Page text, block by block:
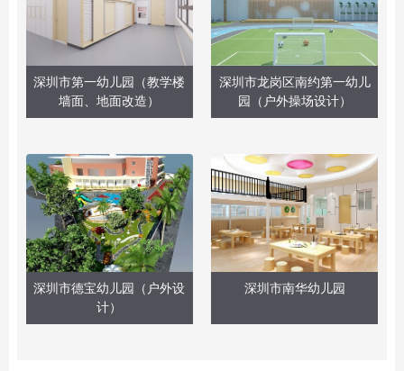
深圳市第一幼儿园（教学楼
墙面、地面改造）
深圳市龙岗区南约第一幼儿
园（户外操场设计）
深圳市德宝幼儿园（户外设
计）
深圳市南华幼儿园